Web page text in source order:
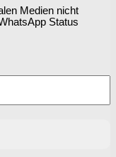
Medien nicht
Status